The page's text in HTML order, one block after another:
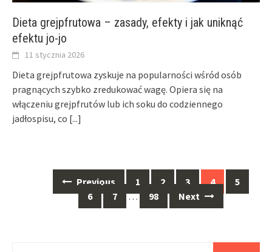
Dieta grejpfrutowa – zasady, efekty i jak uniknąć
efektu jo-jo
11 stycznia 2026
Dieta grejpfrutowa zyskuje na popularności wśród osób
pragnących szybko zredukować wagę. Opiera się na
włączeniu grejpfrutów lub ich soku do codziennego
jadłospisu, co [...]
navigation
Previous 1 2 3 4
5
6
7 … 98 Next